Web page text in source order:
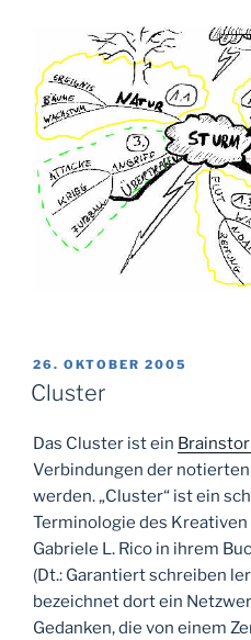
VERÖFFENTLICHT
AM
26. OKTOBER 2005
Cluster
Das Cluster ist ein
Verbindungen der
werden. „Cluster“ ist ein
Terminologie des
Gabriele L. Rico in ihrem
(Dt.: Garantiert schreiben
bezeichnet dort ein
Gedanken, die von einem